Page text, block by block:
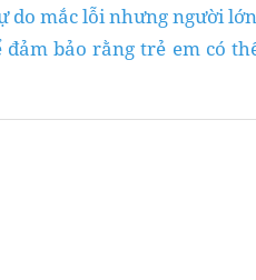
do mắc lỗi nhưng người
đảm bảo rằng trẻ em có